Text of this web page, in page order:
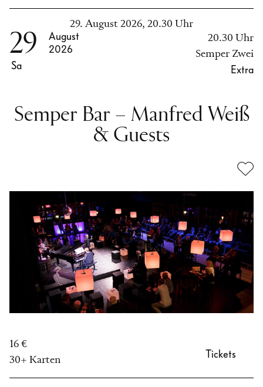
Semper Bar – Manfred Weiß
& Guests
29. August 2026, 20.30 Uhr
29
Sa
August
2026
20.30 Uhr
Semper Zwei
Extra
Tickets
16 €
30+ Karten